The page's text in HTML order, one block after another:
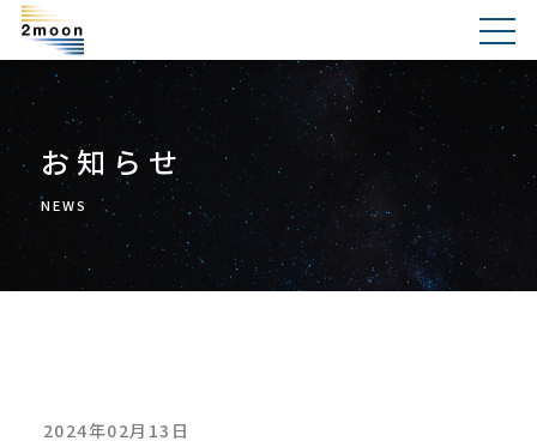
お知らせ
NEWS
2024年02月13日